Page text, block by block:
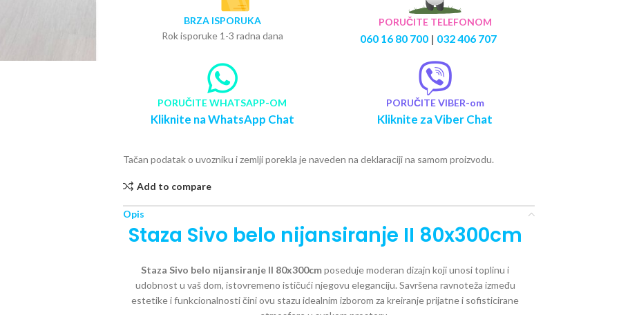
BRZA ISPORUKA
Rok isporuke 1-3 radna dana
PORUČITE TELEFONOM
060 16 80 700| 032 406 707
PORUČITE WHATSAPP-OM
Kliknite na WhatsApp Chat
PORUČITE VIBER-om
Kliknite za Viber Chat
Tačan podatak o uvozniku i zemlji porekla je naveden na deklaraciji na samom proizvodu.
Add to compare
Opis
Staza Sivo belo nijansiranje II 80x300cm
Staza Sivo belo nijansiranje II 80x300cmposeduje moderan dizajn koji unosi toplinu i
udobnost u vaš dom, istovremeno ističući njegovu eleganciju. Savršena ravnoteža između
estetike i funkcionalnosti čini ovu stazu idealnim izborom za kreiranje prijatne i sofisticirane